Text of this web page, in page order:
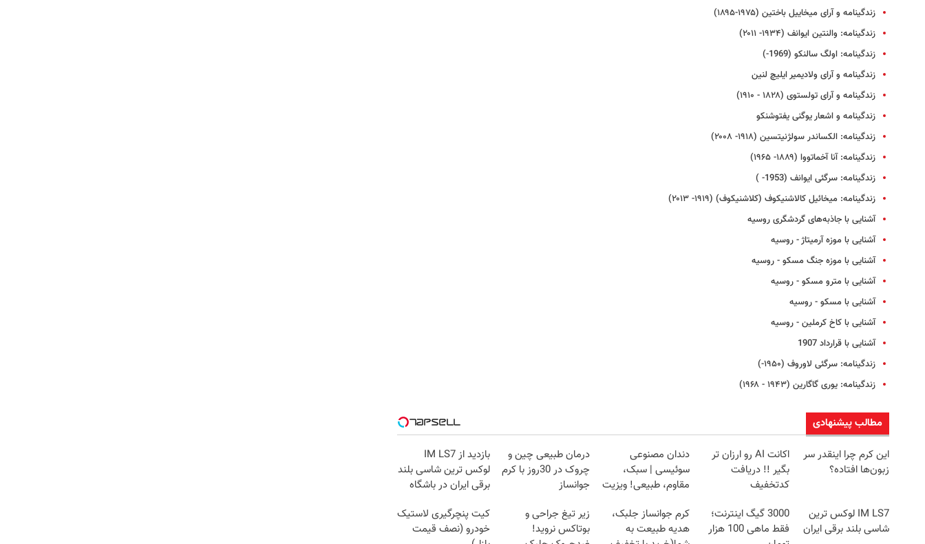
زندگینامه و آرای میخاییل باختین (۱۹۷۵-۱۸۹۵)
زندگینامه: والنتین ایوانف (۱۹۳۴- ۲۰۱۱)
زندگینامه: اولگ سالنکو (1969-)
زندگینامه و آرای ولادیمیر ایلیچ لنین
زندگینامه و آرای تولستوی (۱۸۲۸ - ۱۹۱۰)
زندگینامه و اشعار یوگنی یفتوشنکو
زندگینامه: الکساندر‏‎‏‎ سولژنیتسین (۱۹۱۸- ۲۰۰۸)
زندگینامه: آنا آخماتووا (۱۸۸۹- ۱۹۶۵)
زندگینامه: سرگئی ایوانف (1953- )
زندگینامه: میخائیل کالاشنیکوف (کلاشنیکوف) (۱۹۱۹- ۲۰۱۳)
آشنایی با جاذبه‌های گردشگری روسیه
آشنایی با موزه آرمیتاژ - روسیه
آشنایی با موزه جنگ مسکو - روسیه
آشنایی با مترو مسکو - روسیه
آشنایی با مسکو - روسیه
آشنایی با کاخ کرملین - روسیه
آشنایی با قرارداد 1907
زندگینامه: سرگئی لاوروف (۱۹۵۰-)
زندگینامه: یوری گاگارین (۱۹۴۳ - ۱۹۶۸)
مطالب پیشنهادی
این کرم چرا اینقدر سر
زبون‌ها افتاده؟
اکانت AI رو ارزان تر
بگیر !! دریافت
کدتخفیف
دندان مصنوعی
سوئیسی | سبک،
مقاوم، طبیعی! ویزیت
اقساطی😍
درمان طبیعی چین و
چروک در 30روز با کرم
جوانساز
بازدید از IM LS7
لوکس ترین شاسی بلند
برقی ایران در باشگاه
IM LS7 لوکس ترین
شاسی بلند برقی ایران
3000 گیگ اینترنت؛
فقط ماهی 100 هزار
کرم جوانساز جلبک،
هدیه طبیعت به
زیر تیغ جراحی و
بوتاکس نروید!
کیت پنچرگیری لاستیک
خودرو (نصف قیمت